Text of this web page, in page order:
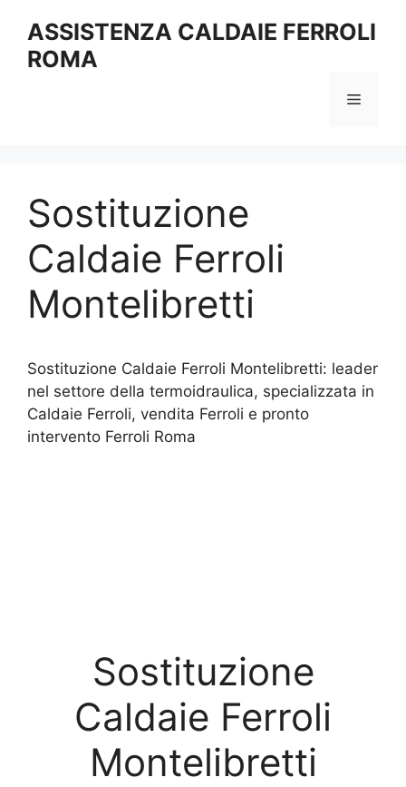
contenuto
ASSISTENZA CALDAIE FERROLI
ROMA
Menu
Sostituzione
Caldaie Ferroli
Montelibretti
Sostituzione Caldaie Ferroli Montelibretti: leader
nel settore della termoidraulica, specializzata in
Caldaie Ferroli, vendita Ferroli e pronto
intervento Ferroli Roma
Sostituzione
Caldaie Ferroli
Montelibretti